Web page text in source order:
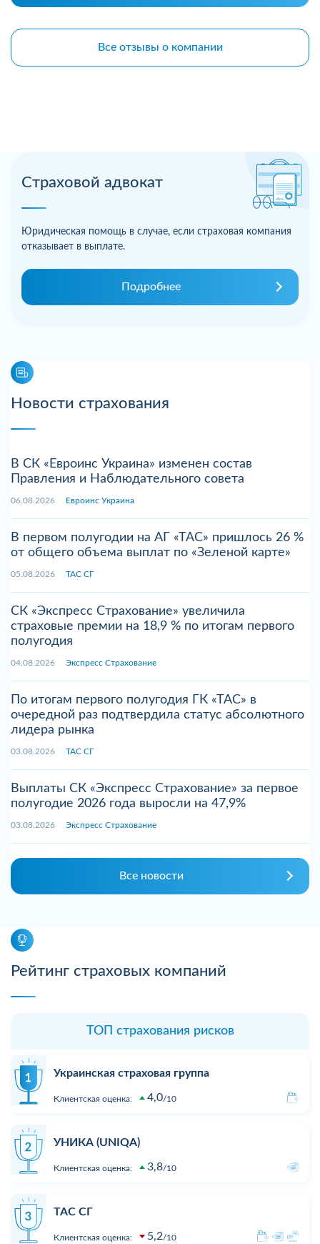
Страховой адвокат
Юридическая помощь в случае, если страховая компания
отказывает в выплате.
Подробнее
Новости страхования
В СК «Евроинс Украина» изменен состав
Правления и Наблюдательного совета
06.08.2026 Евроинс Украина
В первом полугодии на АГ «ТАС» пришлось 26 %
от общего объема выплат по «Зеленой карте»
05.08.2026 ТАС СГ
СК «Экспресс Страхование» увеличила
страховые премии на 18,9 % по итогам первого
полугодия
04.08.2026 Экспресс Страхование
По итогам первого полугодия ГК «ТАС» в
очередной раз подтвердила статус абсолютного
лидера рынка
03.08.2026 ТАС СГ
Выплаты СК «Экспресс Страхование» за первое
полугодие 2026 года выросли на 47,9%
03.08.2026 Экспресс Страхование
Все новости
Все отзывы о компании
Рейтинг страховых компаний
ТОП страхования рисков
Украинская страховая группа
Клиентская оценка: 4,0 10
УНИКА (UNIQA)
Клиентская оценка: 3,8 10
ТАС СГ
Клиентская оценка: 5,2 10